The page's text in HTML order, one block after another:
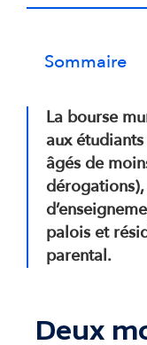
Sommaire
La bourse
aux
âgés de
palois et
parental.
Deux